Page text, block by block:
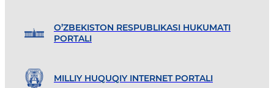
O’ZBEKISTON RESPUBLIKASI HUKUMATI
PORTALI
MILLIY HUQUQIY INTERNET PORTALI